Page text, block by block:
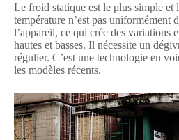
Le froid statique est le plus simple et
température n’est pas uniformément
l’appareil, ce qui crée des variations
hautes et basses. Il nécessite un
régulier. C’est une technologie en
les modèles récents.